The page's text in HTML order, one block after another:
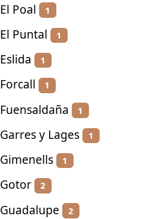
El Poal 1
El Puntal 1
Eslida 1
Forcall 1
Fuensaldaña 1
Garres y Lages 1
Gimenells 1
Gotor 2
Guadalupe 2